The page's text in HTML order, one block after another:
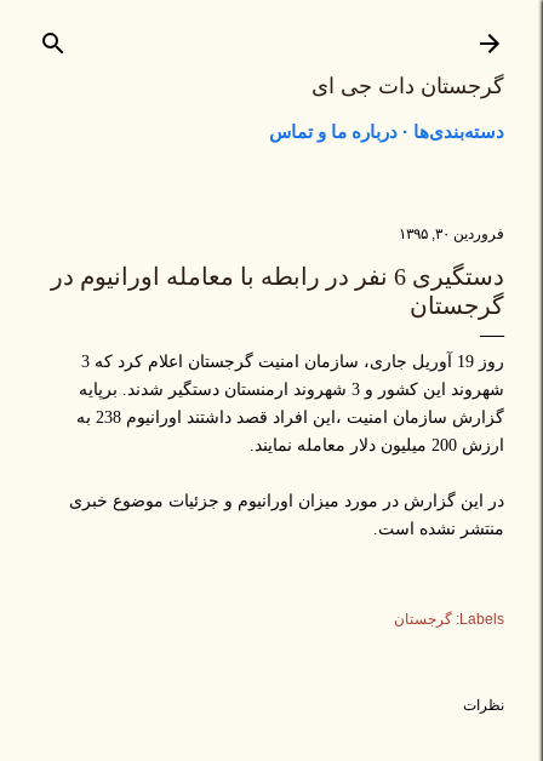
گرجستان دات جی ای
دسته‌بندی‌ها درباره ما و تماس
فروردین ۳۰, ۱۳۹۵
دستگیری 6 نفر در رابطه با معامله اورانیوم در
گرجستان
روز 19 آوریل جاری، سازمان امنیت گرجستان اعلام کرد که 3
شهروند این کشور و 3 شهروند ارمنستان دستگیر شدند. برپایه
گزارش سازمان امنیت ،این افراد قصد داشتند اورانیوم 238 به
ارزش 200 میلیون دلار معامله نمایند.
در این گزارش در مورد میزان اورانیوم و جزئیات موضوع خبری
منتشر نشده است.
Labels: گرجستان
نظرات